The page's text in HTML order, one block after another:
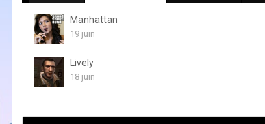
Manhattan
19 juin
Lively
18 juin